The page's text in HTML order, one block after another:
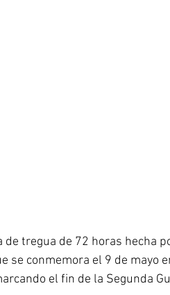
tregua de 72 horas hecha
se conmemora el 9 de mayo
el fin de la Segunda